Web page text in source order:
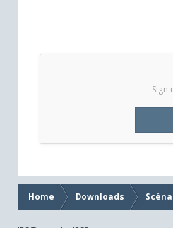
Sign
Home Downloads